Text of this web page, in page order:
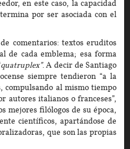
en este caso, la capacidad
por ser asociada con el
comentarios: textos eruditos
de cada emblema; esa forma
quatruplex”. A decir de Santiago
siempre tendieron “a la
compulsando al mismo tiempo
autores italianos o franceses”,
mejores filólogos de su época,
científicos, apartándose de
que son las propias